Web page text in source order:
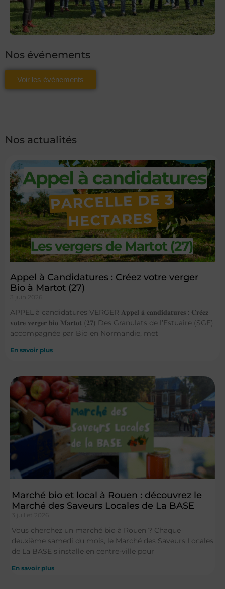
Nos événements
Voir les événements
Nos actualités
Appel à Candidatures : Créez votre verger
Bio à Martot (27)
3 juin 2026
APPEL à candidatures VERGER 𝐀𝐩𝐩𝐞𝐥 𝐚̀ 𝐜𝐚𝐧𝐝𝐢𝐝𝐚𝐭𝐮𝐫𝐞𝐬 : 𝐂𝐫𝐞́𝐞𝐳
𝐯𝐨𝐭𝐫𝐞 𝐯𝐞𝐫𝐠𝐞𝐫 𝐛𝐢𝐨 𝐌𝐚𝐫𝐭𝐨𝐭 (𝟐𝟕) Des Granulats de l’Estuaire (SGE),
accompagnée par Bio en Normandie, met
En savoir plus
Marché bio et local à Rouen : découvrez le
Marché des Saveurs Locales de La BASE
3 juillet 2026
Vous cherchez un marché bio à Rouen ? Chaque
deuxième samedi du mois, le Marché des Saveurs Locales
de La BASE s’installe en centre-ville pour
En savoir plus